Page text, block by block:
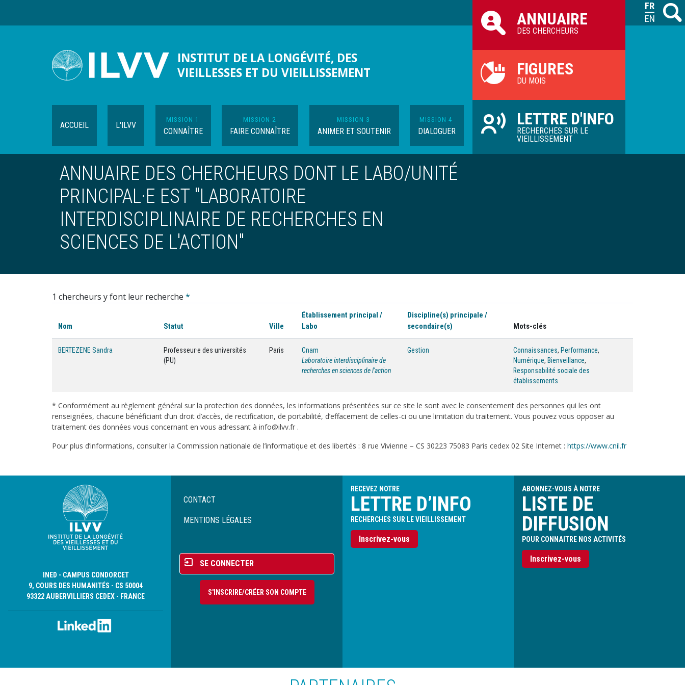
M
INSTITUT DE LA LONGÉVITÉ, DES
VIEILLESSES ET DU VIEILLISSEMENT
ACCUEIL L'ILVV
MISSION 1
CONNAÎTRE
MISSION 2
FAIRE CONNAÎTRE
MISSION 3
ANIMER ET SOUTENIR
MISSION 4
DIALOGUER
ILVV
ANNUAIRE
DES CHERCHEURS
FIGURES
DU MOIS
LETTRE D'INFO
RECHERCHES SUR LE
VIEILLISSEMENT
ANNUAIRE DES CHERCHEURS DONT LE LABO/UNITÉ
PRINCIPAL·E EST "LABORATOIRE
INTERDISCIPLINAIRE DE RECHERCHES EN
SCIENCES DE L'ACTION"
1 chercheurs y font leur recherche *
Nom Statut Ville
Établissement principal /
Labo
Discipline(s) principale /
secondaire(s)
Mots-clés
BERTEZENE Sandra
Professeur·e des universités
(PU)
Paris
Cnam
Laboratoire interdisciplinaire de
recherches en sciences de l'action
Gestion Connaissances, Performance,
Numérique, Bienveillance,
Responsabilité sociale des
établissements
* Conformément au règlement général sur la protection des données, les informations présentées sur ce site le sont avec le consentement des personnes qui les ont
renseignées, chacune bénéficiant d’un droit d’accès, de rectification, de portabilité, d’effacement de celles-ci ou une limitation du traitement. Vous pouvez vous opposer au
traitement des données vous concernant en vous adressant à info@ilvv.fr .
Pour plus d’informations, consulter la Commission nationale de l’informatique et des libertés : 8 rue Vivienne – CS 30223 75083 Paris cedex 02 Site Internet : https://www.cnil.fr
INED - CAMPUS CONDORCET
9, COURS DES HUMANITÉS - CS 50004
93322 AUBERVILLIERS CEDEX - FRANCE
Menu
de
CONTACT
MENTIONS LÉGALES
Menu
du
compte
l'utilisateur
SE CONNECTER
S'INSCRIRE/CRÉER SON COMPTE
RECEVEZ NOTRE
LETTRE D’INFO
RECHERCHES SUR LE VIEILLISSEMENT
Inscrivez-vous
ABONNEZ-VOUS À NOTRE
LISTE DE
DIFFUSION
POUR CONNAITRE NOS ACTIVITÉS
Inscrivez-vous
FRANÇAIS
ENGLISH